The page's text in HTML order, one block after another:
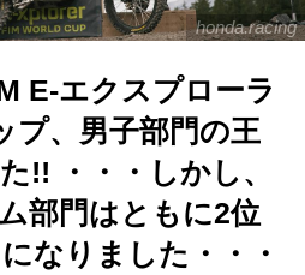
honda.racing
E-エクスプローラ
プ、男子部門の王
!! ・・・しかし、
部門はともに2位
なりました・・・